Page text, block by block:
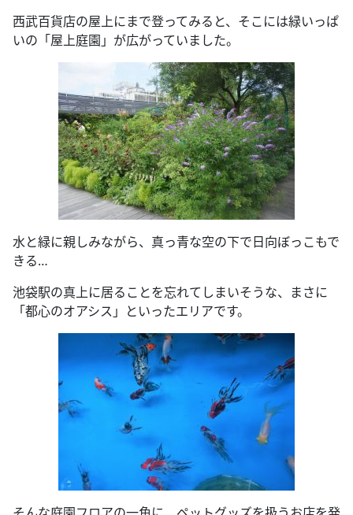
西武百貨店の屋上にまで登ってみると、そこには緑いっぱ
いの「屋上庭園」が広がっていました。
水と緑に親しみながら、真っ青な空の下で日向ぼっこもで
きる…
池袋駅の真上に居ることを忘れてしまいそうな、まさに
「都心のオアシス」といったエリアです。